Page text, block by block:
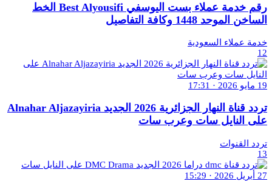
رقم خدمة عملاء بست اليوسفي Best Alyousifi الخط
الساخن الموحد 1448 وكافة التفاصيل
خدمة عملاء السعودية
12
19 مايو 2026 · 17:31
تردد قناة النهار الجزائرية 2026 الجديد Alnahar Aljazayiria
على النايل سات وعرب سات
تردد القنوات
13
27 أبريل 2026 · 15:29